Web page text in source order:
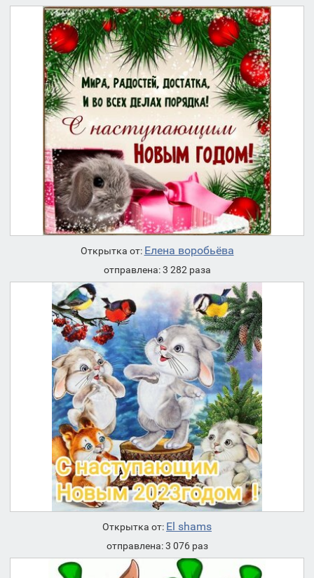
Открытка от: Елена воробьёва
отправлена: 3 282 раза
Открытка от: El shams
отправлена: 3 076 раз